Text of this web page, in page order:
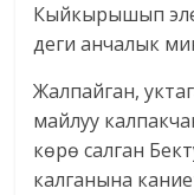
Кыйкырышып
деги анчалык
Жалпайган,
майлуу
көрө салган
калганына